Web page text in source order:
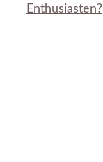
Enthusiasten?